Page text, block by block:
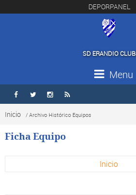
DEPORPANEL
SD ERANDIO CLUB
Menu
   
Inicio / Archivo Histórico Equipos
Ficha Equipo
Inicio